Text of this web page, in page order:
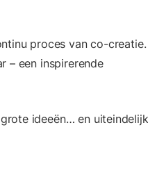
proces van co-creatie.
– een inspirerende
ideeën… en